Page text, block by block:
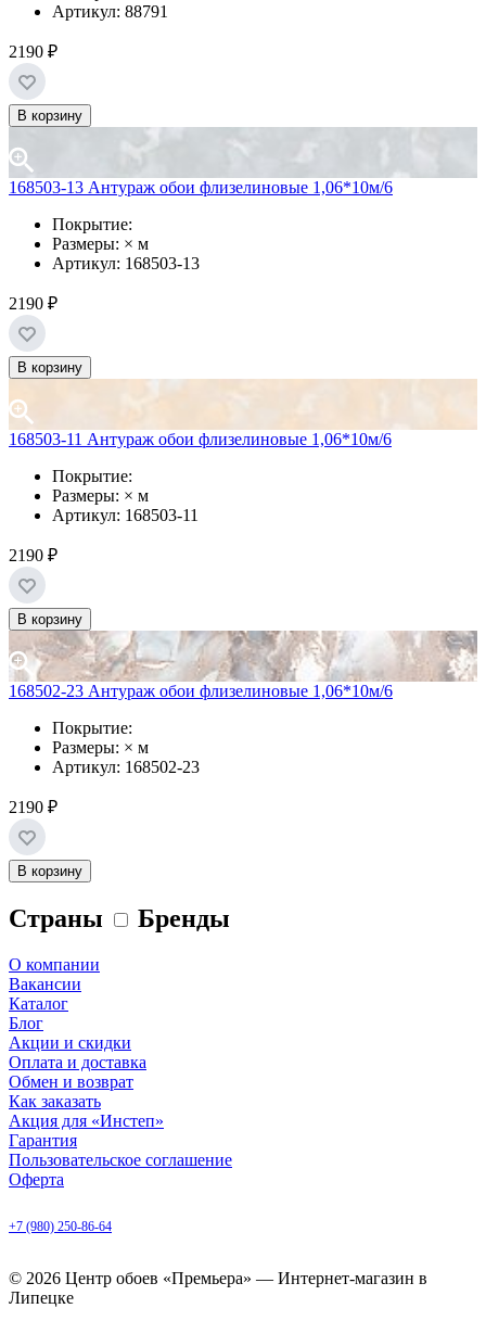
Артикул: 88791
2190 ₽
В корзину
168503-13 Антураж обои флизелиновые 1,06*10м/6
Покрытие:
Размеры: × м
Артикул: 168503-13
2190 ₽
В корзину
168503-11 Антураж обои флизелиновые 1,06*10м/6
Покрытие:
Размеры: × м
Артикул: 168503-11
2190 ₽
В корзину
168502-23 Антураж обои флизелиновые 1,06*10м/6
Покрытие:
Размеры: × м
Артикул: 168502-23
2190 ₽
В корзину
Страны Бренды
О компании
Вакансии
Каталог
Блог
Акции и скидки
Оплата и доставка
Обмен и возврат
Как заказать
Акция для «Инстеп»
Гарантия
Пользовательское соглашение
Оферта
+7 (980) 250-86-64
© 2026 Центр обоев «Премьера» — Интернет-магазин в
Липецке